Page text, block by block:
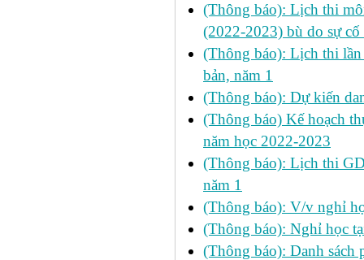
(Thông báo): Lịch thi
(2022-2023) bù do sự cố
(Thông báo): Lịch thi
bản, năm 1
(Thông báo): Dự kiến
(Thông báo) Kế hoạch
năm học 2022-2023
(Thông báo): Lịch thi
năm 1
(Thông báo): V/v nghỉ
(Thông báo): Nghỉ học
(Thông báo): Danh